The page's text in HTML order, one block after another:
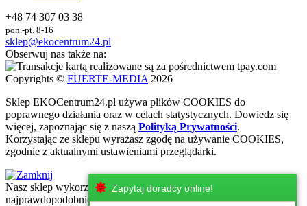
+48 74 307 03 38
pon.-pt. 8-16
sklep@ekocentrum24.pl
Obserwuj nas także na:
Copyrights © FUERTE-MEDIA 2026
Sklep EKOCentrum24.pl używa plików COOKIES do
poprawnego działania oraz w celach statystycznych. Dowiedz się
więcej, zapoznając się z naszą Polityką Prywatności.
Korzystając ze sklepu wyrażasz zgodę na używanie COOKIES,
zgodnie z aktualnymi ustawieniami przeglądarki.
Nasz sklep wykorzystuje najnowsze technologie internetowe, które
najprawdopodobniej nie są wspierane przez urżadzenie, z którego
Zapytaj doradcy online!